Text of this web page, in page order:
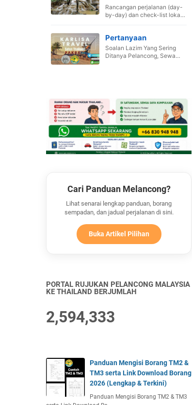
Rancangan perjalanan (day-
by-day) dan check-list lokasi
Pertanyaan
Soalan Lazim Yang Sering
Ditanya Pelancong, Sewa
Cari Panduan Melancong?
Lihat senarai lengkap panduan, borang
sempadan, dan jadual perjalanan di sini.
Buka Artikel Pilihan
PORTAL RUJUKAN PELANCONG MALAYSIA
KE THAILAND BERJUMLAH
2,594,333
Panduan Mengisi Borang TM2 &
TM3 serta Link Download Borang
2026 (Lengkap & Terkini)
Panduan Mengisi Borang TM2 & TM3